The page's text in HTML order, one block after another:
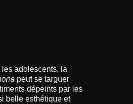
les adolescents, la
peut se targuer
dépeints par les
belle esthétique et